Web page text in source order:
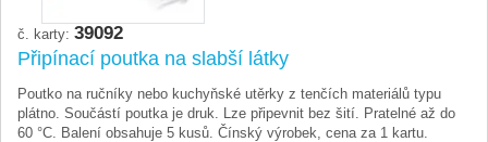
č. karty: 39092
Připínací poutka na slabší látky
Poutko na ručníky nebo kuchyňské utěrky z tenčích materiálů typu
plátno. Součástí poutka je druk. Lze připevnit bez šití. Pratelné až do
60 °C. Balení obsahuje 5 kusů. Čínský výrobek, cena za 1 kartu.